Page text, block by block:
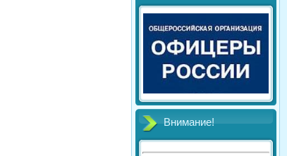
Внимание!